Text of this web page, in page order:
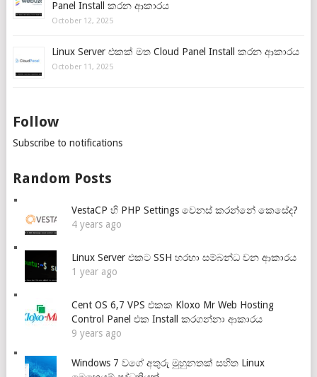
Panel Install කරන ආකාරය
October 12, 2025
Linux Server එකක් මත Cloud Panel Install කරන ආකාරය
October 11, 2025
Follow
Subscribe to notifications
Random Posts
VestaCP හි PHP Settings වෙනස් කරන්නේ කෙසේද?
4 years ago
Linux Server එකට SSH හරහා සම්බන්ධ වන ආකාරය
1 year ago
Cent OS 6,7 VPS එකක Kloxo Mr Web Hosting
Control Panel එක Install කරගන්නා ආකාරය
9 years ago
Windows 7 වගේ අතුරු මුහුනතක් සහිත Linux